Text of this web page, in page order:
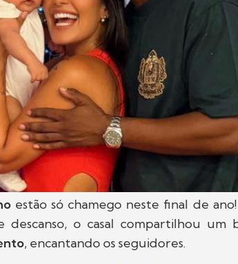
estão só chamego neste final de
descanso, o casal compartilhou um
, encantando os seguidores.